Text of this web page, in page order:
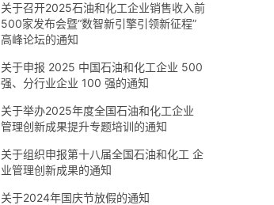
关于召开2025石油和化工企业销售收入前
500家发布会暨“数智新引擎引领新征程”
高峰论坛的通知
关于申报 2025 中国石油和化工企业 500
强、分行业企业 100 强的通知
关于举办2025年度全国石油和化工企业
管理创新成果提升专题培训的通知
关于组织申报第十八届全国石油和化工 企
业管理创新成果的通知
关于2024年国庆节放假的通知